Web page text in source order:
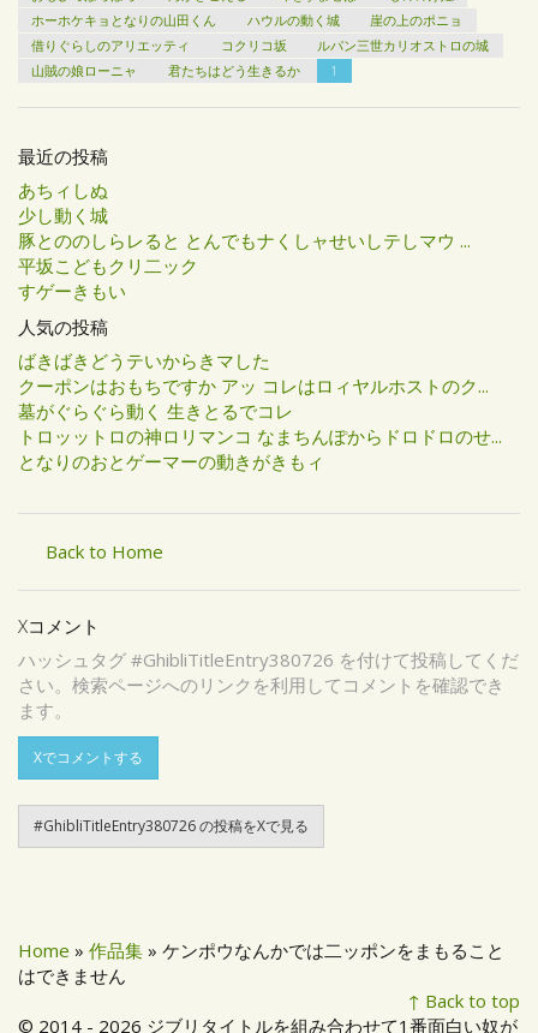
ホーホケキョとなりの山田くん
ハウルの動く城
崖の上のポニョ
借りぐらしのアリエッティ
コクリコ坂
ルパン三世カリオストロの城
山賊の娘ローニャ
君たちはどう生きるか 1
最近の投稿
あちィしぬ
少し動く城
豚とののしらレると とんでもナくしャせいしテしマウ ...
平坂こどもクリ二ック
すゲーきもい
人気の投稿
ばきばきどうテいからきマした
クーポンはおもちですか アッ コレはロィヤルホストのク...
墓がぐらぐら動く 生きとるでコレ
トロッットロの神ロリマンコ なまちんぽからドロドロのせ...
となりのおとゲーマーの動きがきもィ
Back to Home
Xコメント
ハッシュタグ #GhibliTitleEntry380726 を付けて投稿してくだ
さい。検索ページへのリンクを利用してコメントを確認でき
ます。
Xでコメントする
#GhibliTitleEntry380726 の投稿をXで見る
Home » 作品集 » ケンポウなんかでは二ッポンをまもること
はできません
↑ Back to top
© 2014 - 2026 ジブリタイトルを組み合わせて1番面白い奴が